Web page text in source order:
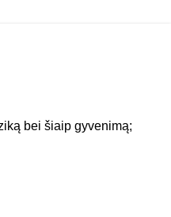
bei šiaip gyvenimą;